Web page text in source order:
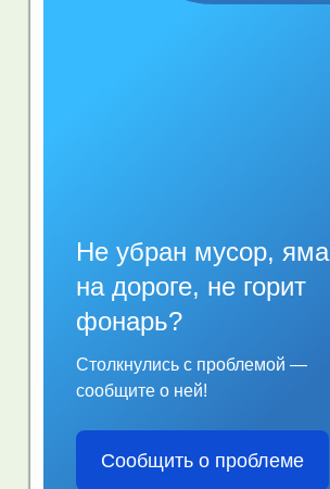
Не убран мусор, яма
на дороге, не горит
фонарь?
Столкнулись с проблемой —
сообщите о ней!
Сообщить о проблеме